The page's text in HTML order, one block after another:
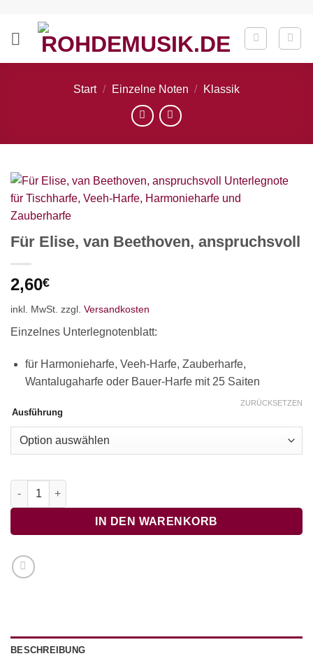
springen
Start / Einzelne Noten / Klassik
Für Elise, van Beethoven, anspruchsvoll
2,60€
inkl. MwSt. zzgl. Versandkosten
Einzelnes Unterlegnotenblatt:
für Harmonieharfe, Veeh-Harfe, Zauberharfe,
Wantalugaharfe oder Bauer-Harfe mit 25 Saiten
Ausführung
ZURÜCKSETZEN
Für Elise, van Beethoven, anspruchsvoll Menge
IN DEN WARENKORB
BESCHREIBUNG